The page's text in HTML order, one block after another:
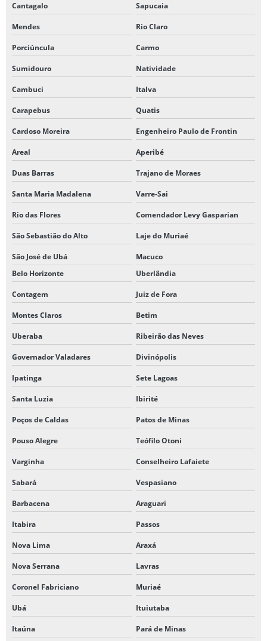
Cantagalo Sapucaia
Mendes Rio Claro
Porciúncula Carmo
Sumidouro Natividade
Cambuci Italva
Carapebus Quatis
Cardoso Moreira Engenheiro Paulo de Frontin
Areal Aperibé
Duas Barras Trajano de Moraes
Santa Maria Madalena Varre-Sai
Rio das Flores Comendador Levy Gasparian
São Sebastião do Alto Laje do Muriaé
São José de Ubá
Macuco
Belo Horizonte
Uberlândia
Contagem Juiz de Fora
Montes Claros Betim
Uberaba Ribeirão das Neves
Governador Valadares Divinópolis
Ipatinga Sete Lagoas
Santa Luzia Ibirité
Poços de Caldas Patos de Minas
Pouso Alegre Teófilo Otoni
Varginha Conselheiro Lafaiete
Sabará Vespasiano
Barbacena Araguari
Itabira Passos
Nova Lima Araxá
Nova Serrana Lavras
Coronel Fabriciano Muriaé
Ubá Ituiutaba
Itaúna Pará de Minas